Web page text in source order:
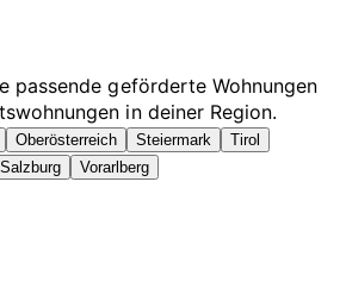
passende geförderte Wohnungen
in deiner Region.
Oberösterreich Steiermark
Tirol
Salzburg Vorarlberg